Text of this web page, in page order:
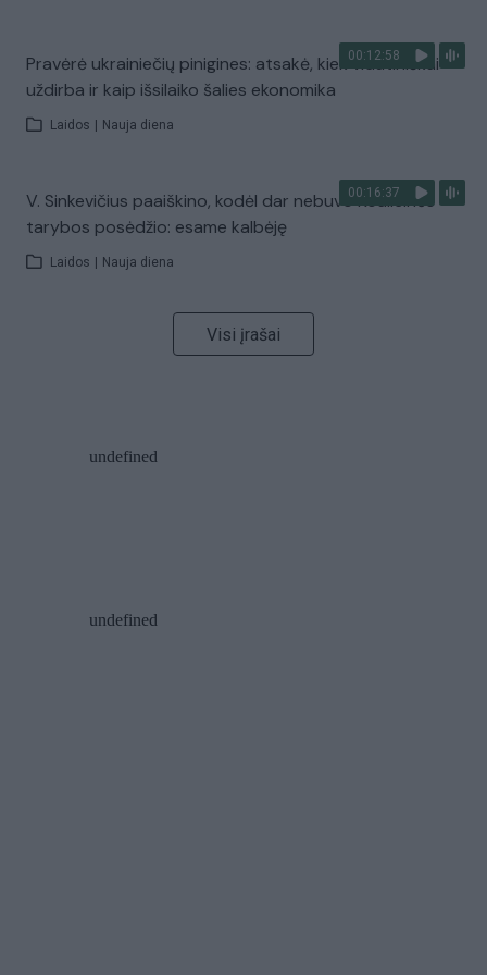
00:12:58
Pravėrė ukrainiečių pinigines: atsakė, kiek vidutiniškai
uždirba ir kaip išsilaiko šalies ekonomika
Laidos Nauja diena
00:16:37
V. Sinkevičius paaiškino, kodėl dar nebuvo Koalicinės
tarybos posėdžio: esame kalbėję
Laidos Nauja diena
Visi įrašai